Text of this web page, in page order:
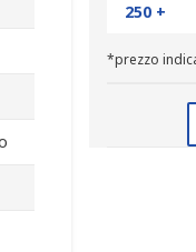
250 +
*prezzo